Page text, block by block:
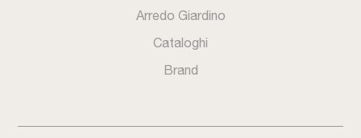
Arredo Giardino
Cataloghi
Brand